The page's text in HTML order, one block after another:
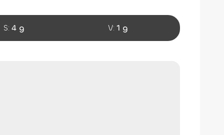
S: 4 g V: 1 g